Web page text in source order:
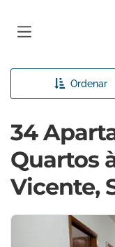
Ordenar
34
Quartos
Vicente,